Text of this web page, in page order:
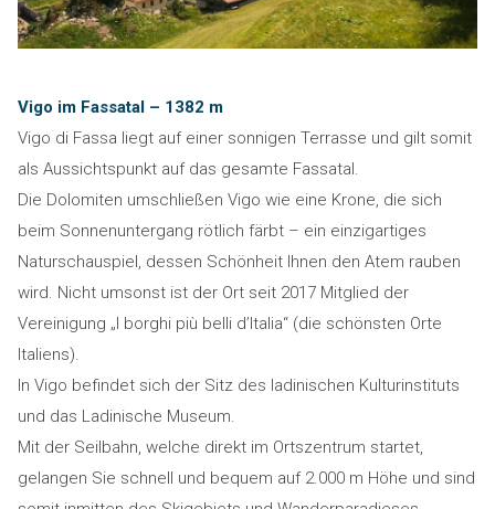
Vigo im Fassatal – 1382 m
Vigo di Fassa liegt auf einer sonnigen Terrasse und gilt somit
als Aussichtspunkt auf das gesamte Fassatal.
Die Dolomiten umschließen Vigo wie eine Krone, die sich
beim Sonnenuntergang rötlich färbt – ein einzigartiges
Naturschauspiel, dessen Schönheit Ihnen den Atem rauben
wird. Nicht umsonst ist der Ort seit 2017 Mitglied der
Vereinigung „I borghi più belli d’Italia“ (die schönsten Orte
Italiens).
In Vigo befindet sich der Sitz des ladinischen Kulturinstituts
und das Ladinische Museum.
Mit der Seilbahn, welche direkt im Ortszentrum startet,
gelangen Sie schnell und bequem auf 2.000 m Höhe und sind